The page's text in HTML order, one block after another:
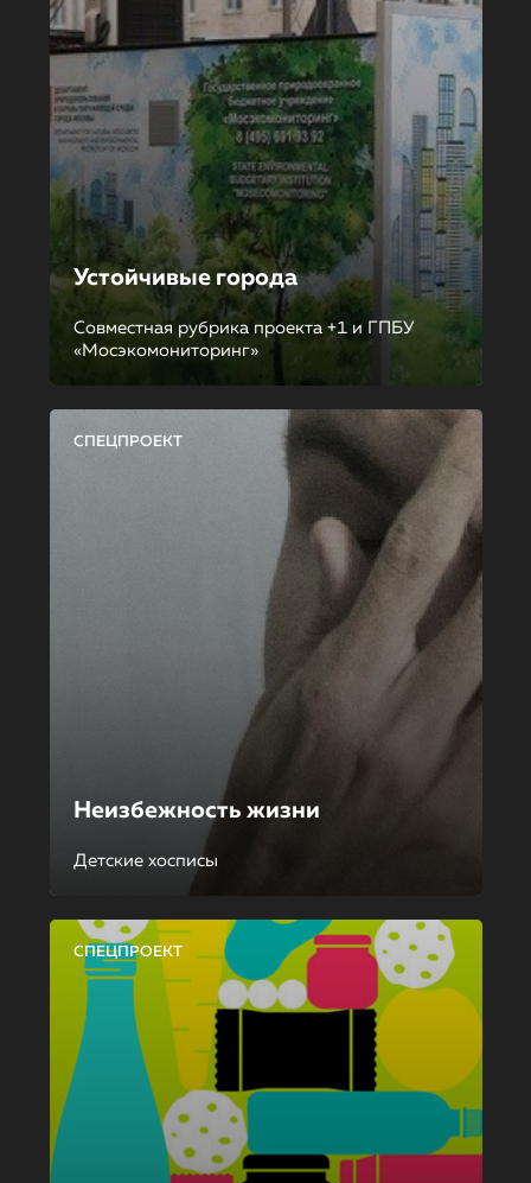
Устойчивые города
Совместная рубрика проекта +1 и ГПБУ
«Мосэкомониторинг»
СПЕЦПРОЕКТ
Неизбежность жизни
Детские хосписы
СПЕЦПРОЕКТ